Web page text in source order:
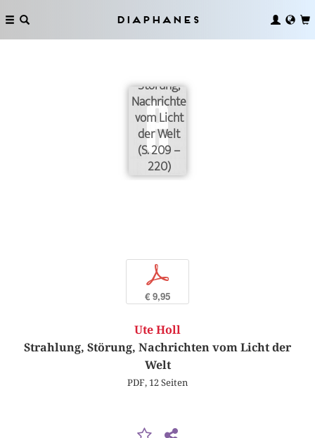
Diaphanes
Störung,
Nachrichten
vom Licht
der Welt
(S. 209 –
220)
p
€ 9,95
Ute Holl
Strahlung, Störung, Nachrichten vom Licht der
Welt
PDF, 12 Seiten